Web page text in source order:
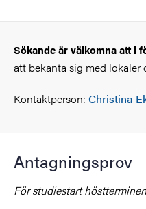
Sökande är välkomna att i
att bekanta sig med lokaler
Kontaktperson: Christina
Antagningsprov
För studiestart